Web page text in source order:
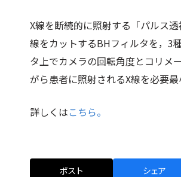
X線を断続的に照射する「パルス
線をカットするBHフィルタを，3
タ上でカメラの回転角度とコリメ
がら患者に照射されるX線を必要
詳しくはこちら。
ポスト シェア